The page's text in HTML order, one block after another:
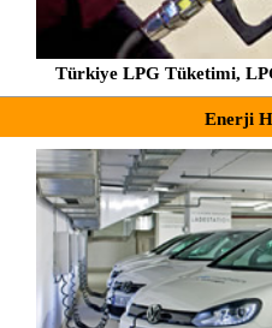
Türkiye LPG Tüketimi,
Enerji